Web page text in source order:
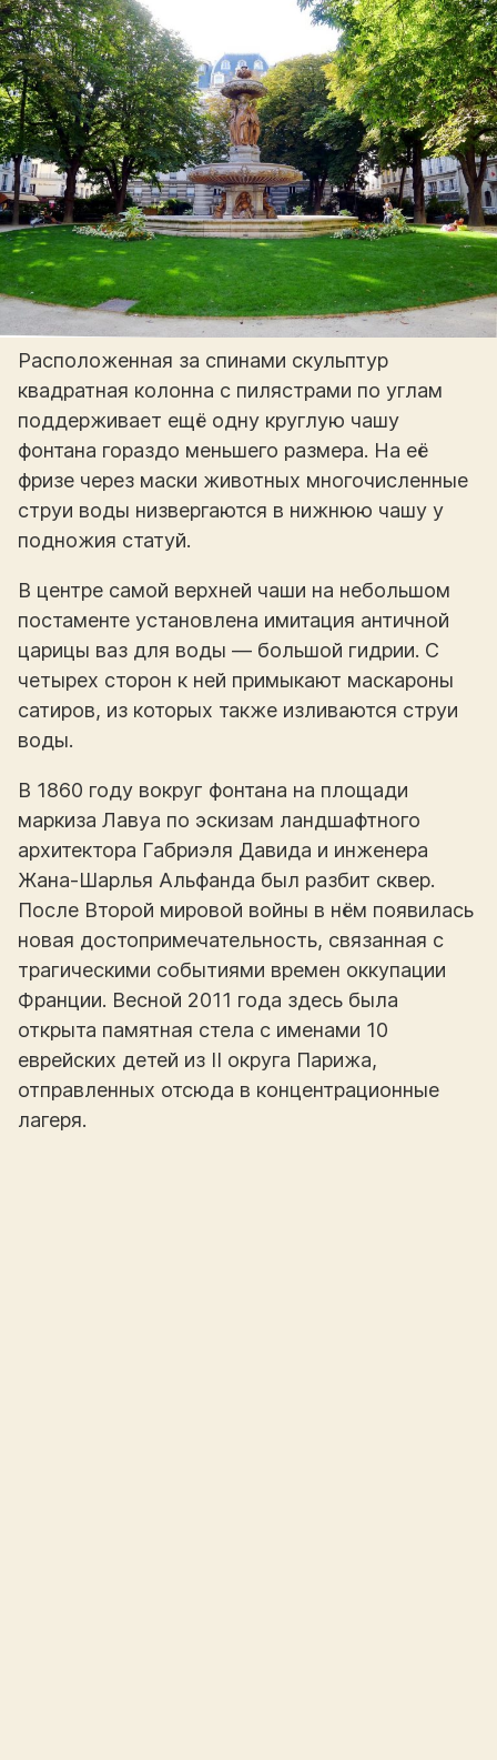
Расположенная за спинами скульптур
квадратная колонна с пилястрами по углам
поддерживает ещё одну круглую чашу
фонтана гораздо меньшего размера. На её
фризе через маски животных многочисленные
струи воды низвергаются в нижнюю чашу у
подножия статуй.
В центре самой верхней чаши на небольшом
постаменте установлена имитация античной
царицы ваз для воды — большой гидрии. С
четырех сторон к ней примыкают маскароны
сатиров, из которых также изливаются струи
воды.
В 1860 году вокруг фонтана на площади
маркиза Лавуа по эскизам ландшафтного
архитектора Габриэля Давида и инженера
Жана-Шарлья Альфанда был разбит сквер.
После Второй мировой войны в нём появилась
новая достопримечательность, связанная с
трагическими событиями времен оккупации
Франции. Весной 2011 года здесь была
открыта памятная стела с именами 10
еврейских детей из II округа Парижа,
отправленных отсюда в концентрационные
лагеря.